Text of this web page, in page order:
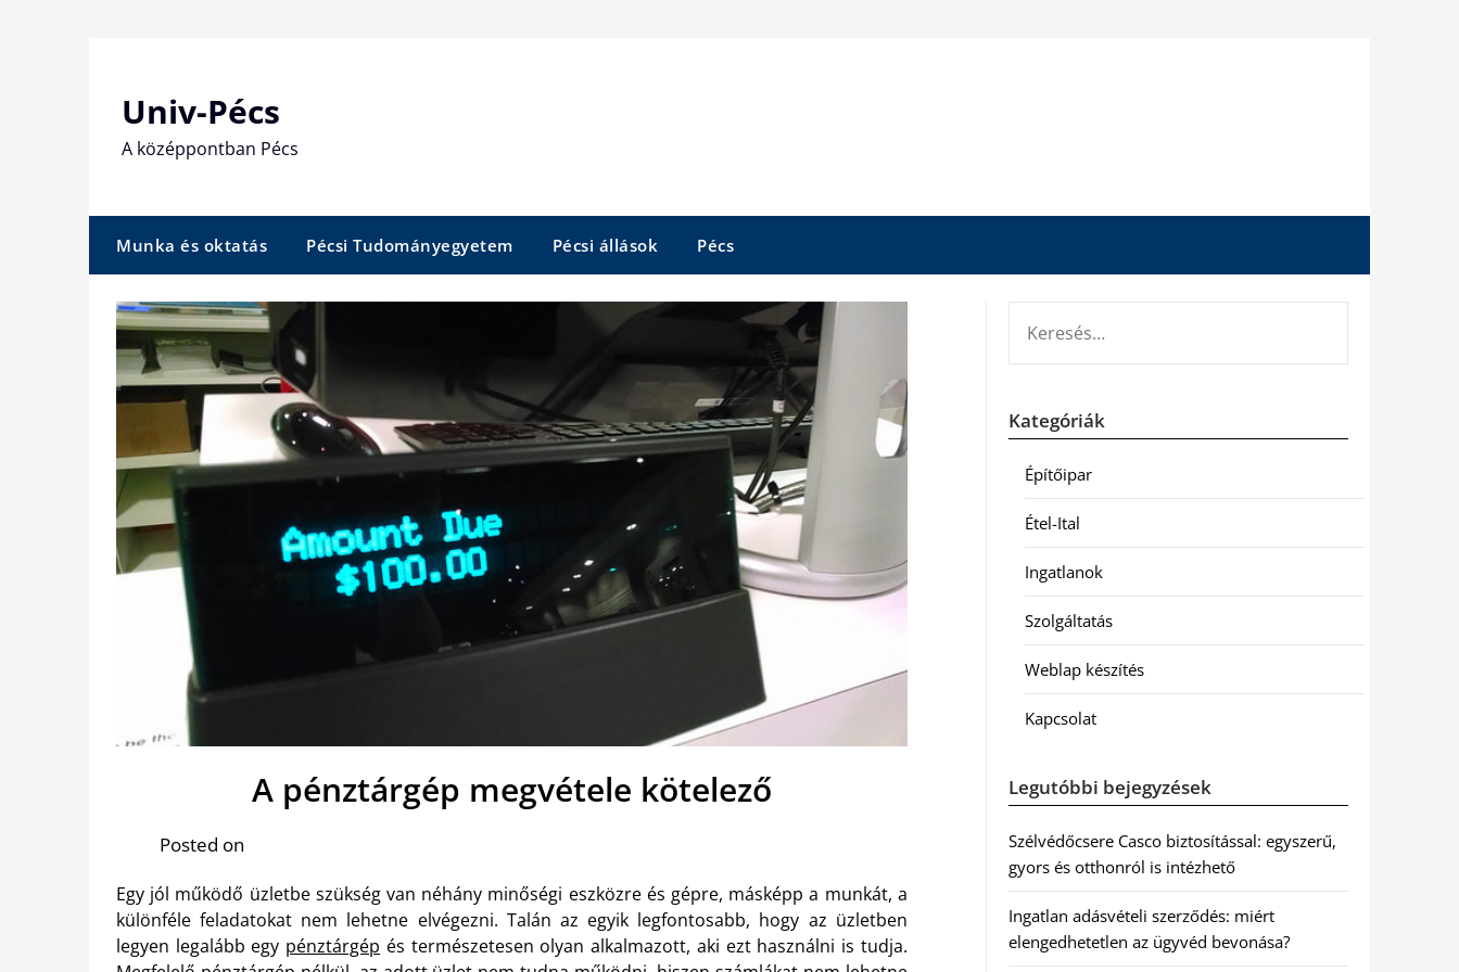
Univ-Pécs
A középpontban Pécs
Munka és oktatás Pécsi Tudományegyetem Pécsi állások Pécs
A pénztárgép megvétele kötelező
Posted on
Egy jól működő üzletbe szükség van néhány minőségi eszközre és gépre, másképp a munkát, a
különféle feladatokat nem lehetne elvégezni. Talán az egyik legfontosabb, hogy az üzletben
legyen legalább egy pénztárgép és természetesen olyan alkalmazott, aki ezt használni is tudja.
Kategóriák
Építőipar
Étel-Ital
Ingatlanok
Szolgáltatás
Weblap készítés
Kapcsolat
Legutóbbi bejegyzések
Szélvédőcsere Casco biztosítással: egyszerű,
gyors és otthonról is intézhető
Ingatlan adásvételi szerződés: miért
elengedhetetlen az ügyvéd bevonása?